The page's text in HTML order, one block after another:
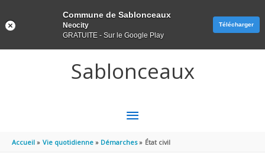
Sablonceaux
MENU
PRINCIPAL
Accueil Vie quotidienne Démarches État civil
Commune de Sablonceaux
Neocity
GRATUITE - Sur le Google Play
Télécharger